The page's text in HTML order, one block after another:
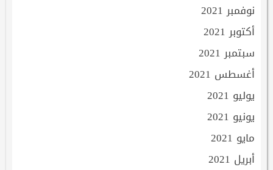
نوفمبر 2021
أكتوبر 2021
سبتمبر 2021
أغسطس 2021
يوليو 2021
يونيو 2021
مايو 2021
أبريل 2021